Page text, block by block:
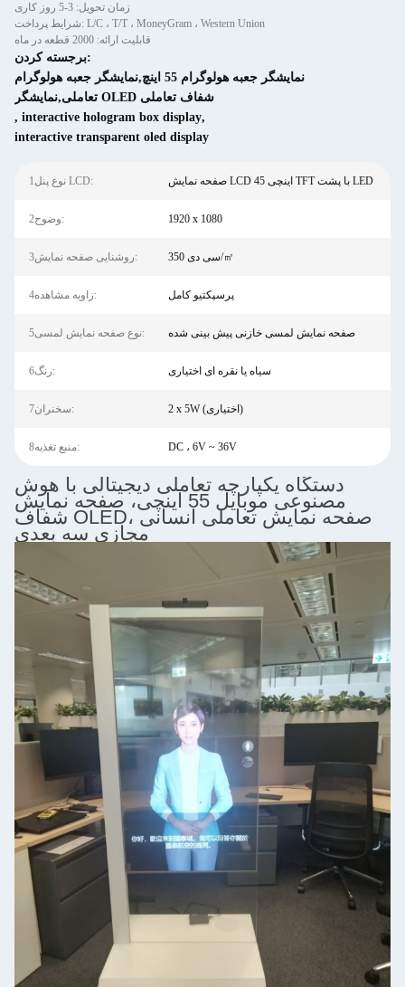
زمان تحویل: 3-5 روز کاری
شرایط پرداخت: L/C ، T/T ، MoneyGram ، Western Union
قابلیت ارائه: 2000 قطعه در ماه
برجسته کردن:
نمایشگر جعبه هولوگرام 55 اینچ,نمایشگر جعبه هولوگرام
تعاملی,نمایشگر OLED شفاف تعاملی
, interactive hologram box display,
interactive transparent oled display
1نوع پنل LCD: صفحه نمایش LCD 45 اینچی TFT با پشت LED
2وضوح: 1920 x 1080
3روشنایی صفحه نمایش: 350 سی دی/㎡
4زاویه مشاهده: پرسپکتیو کامل
5نوع صفحه نمایش لمسی: صفحه نمایش لمسی خازنی پیش بینی شده
6رنگ: سیاه یا نقره ای اختیاری
7سخنران: 2 x 5W (اختیاری)
8منبع تغذیه: DC ، 6V ~ 36V
دستگاه یکپارچه تعاملی دیجیتالی با هوش
مصنوعی موبایل 55 اینچی، صفحه نمایش
شفاف OLED، صفحه نمایش تعاملی انسانی
مجازی سه بعدی